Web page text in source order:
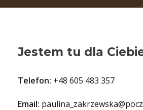
Jestem tu dla
Telefon: +48 605 483 357
Email: